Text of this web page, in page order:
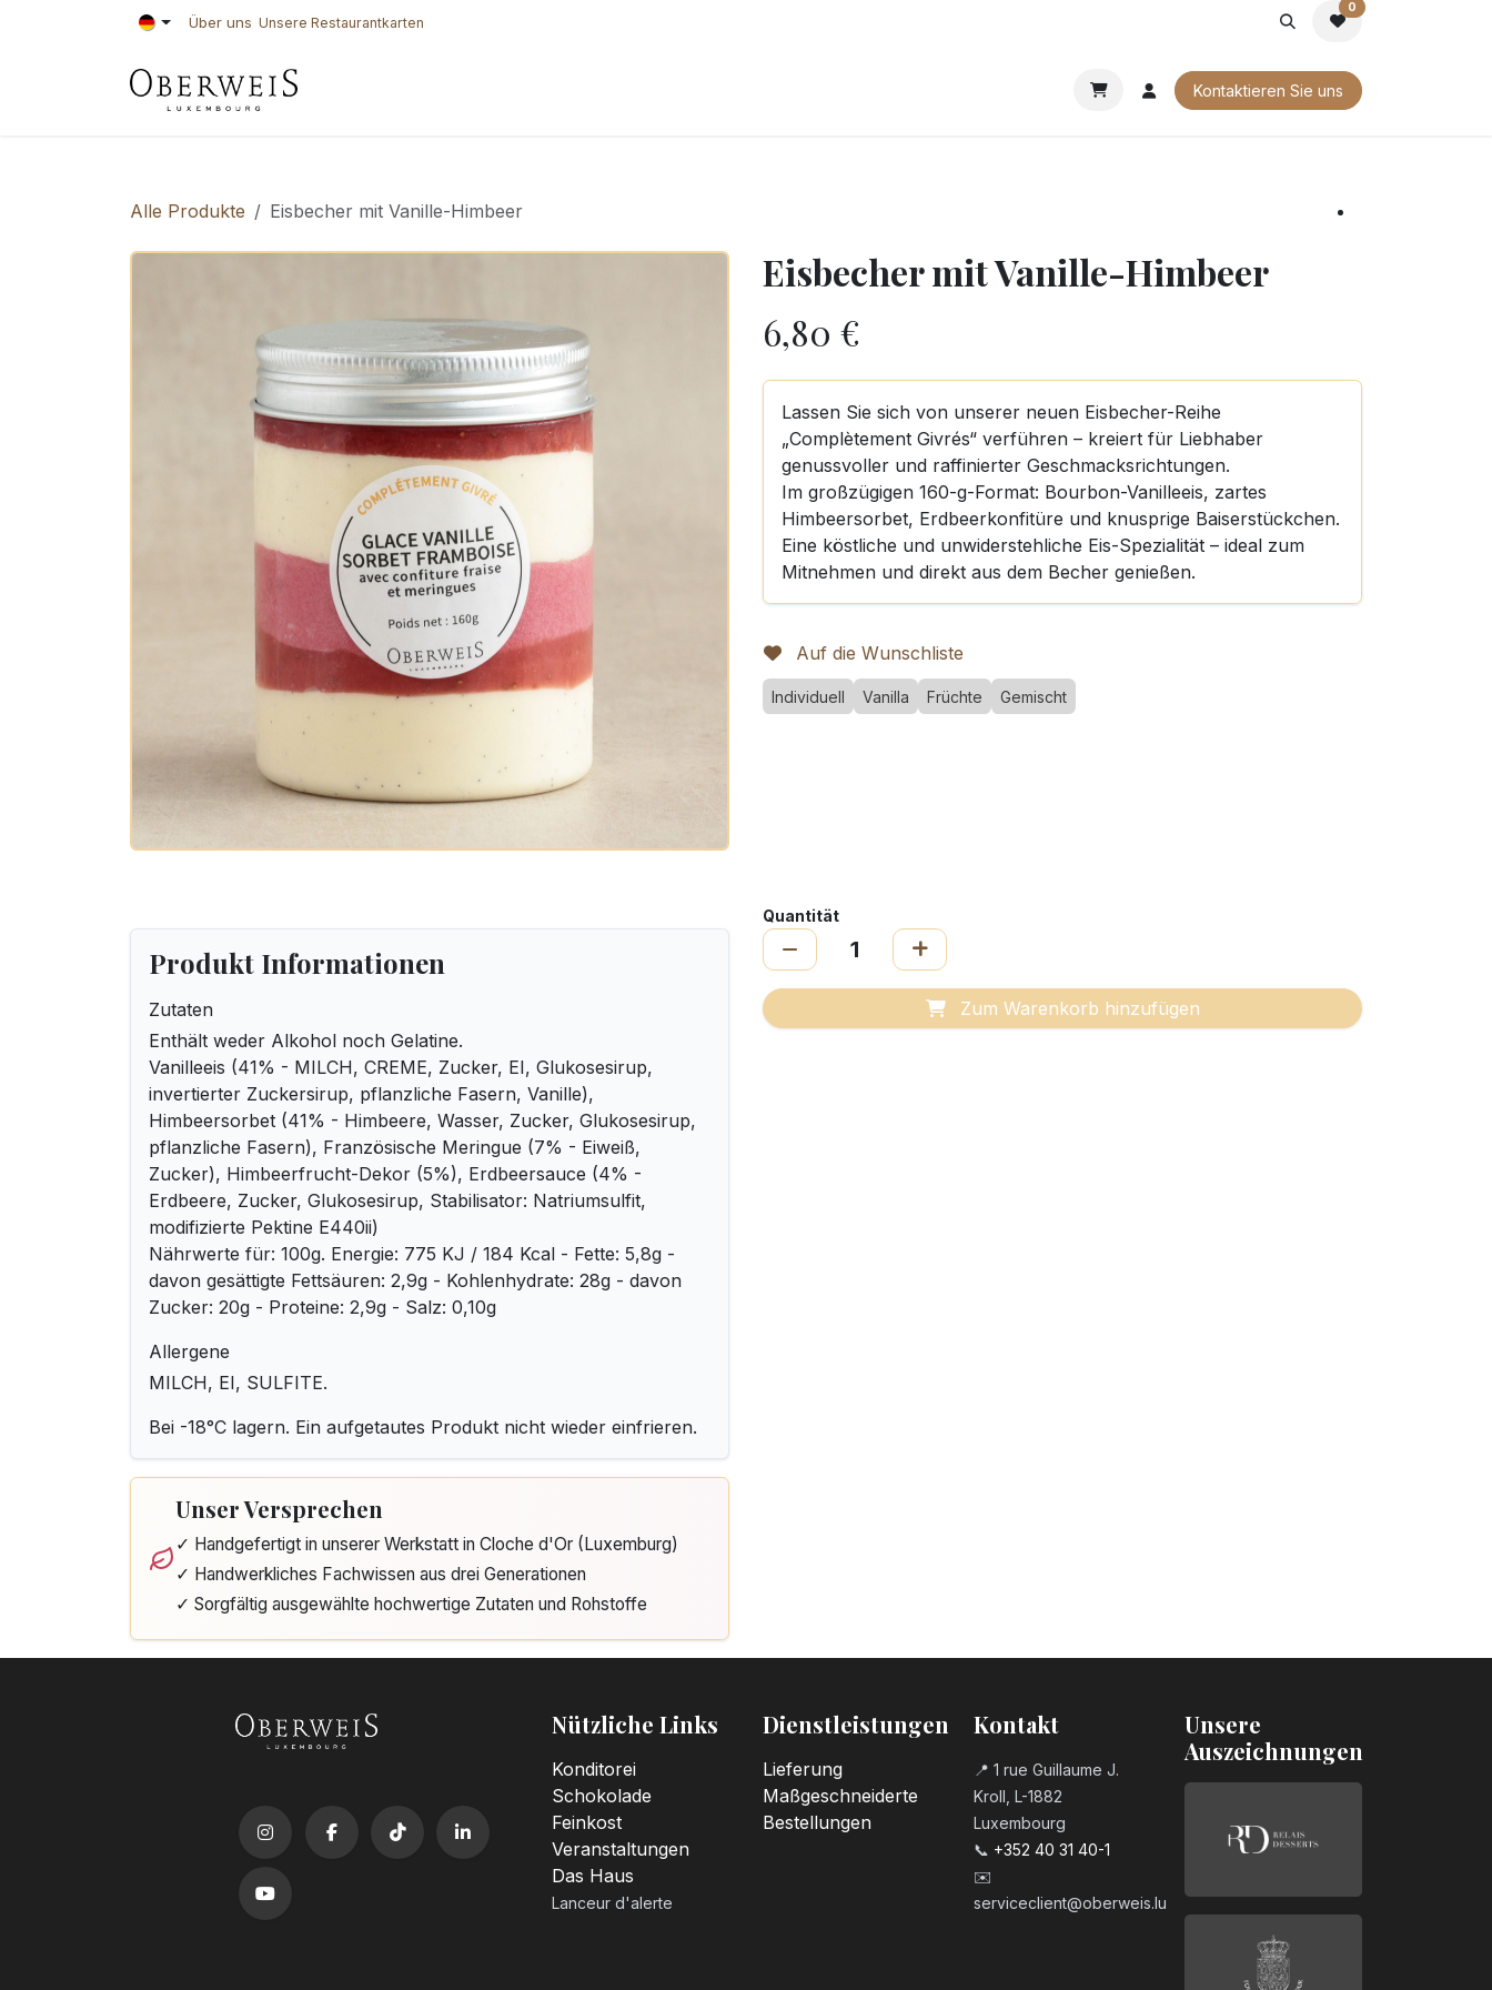
Zum Inhalt springen Über uns Unsere Restaurantkarten
0
FIRMENGESCHENKE UNSERE BROSCHÜREN
Kontaktieren Sie uns
Alle Produkte Eisbecher mit Vanille-Himbeer
Eisbecher mit Vanille-Himbeer
6,80 €
Lassen Sie sich von unserer neuen Eisbecher-Reihe
„Complètement Givrés“ verführen – kreiert für Liebhaber
genussvoller und raffinierter Geschmacksrichtungen.
Im großzügigen 160-g-Format: Bourbon-Vanilleeis, zartes
Himbeersorbet, Erdbeerkonfitüre und knusprige Baiserstückchen.
Eine köstliche und unwiderstehliche Eis-Spezialität – ideal zum
Mitnehmen und direkt aus dem Becher genießen.
Auf die Wunschliste
Individuell Vanilla Früchte Gemischt
Produkt Informationen
Zutaten
Enthält weder Alkohol noch Gelatine.
Vanilleeis (41% - MILCH, CREME, Zucker, EI, Glukosesirup,
invertierter Zuckersirup, pflanzliche Fasern, Vanille),
Himbeersorbet (41% - Himbeere, Wasser, Zucker, Glukosesirup,
pflanzliche Fasern), Französische Meringue (7% - Eiweiß,
Zucker), Himbeerfrucht-Dekor (5%), Erdbeersauce (4% -
Erdbeere, Zucker, Glukosesirup, Stabilisator: Natriumsulfit,
modifizierte Pektine E440ii)
Nährwerte für: 100g. Energie: 775 KJ / 184 Kcal - Fette: 5,8g -
davon gesättigte Fettsäuren: 2,9g - Kohlenhydrate: 28g - davon
Zucker: 20g - Proteine: 2,9g - Salz: 0,10g
Allergene
MILCH, EI, SULFITE.
Bei -18°C lagern. Ein aufgetautes Produkt nicht wieder einfrieren.
Unser Versprechen
✓ Handgefertigt in unserer Werkstatt in Cloche d'Or (Luxemburg)
✓ Handwerkliches Fachwissen aus drei Generationen
✓ Sorgfältig ausgewählte hochwertige Zutaten und Rohstoffe
Quantität
Zum Warenkorb hinzufügen
Nützliche Links
Konditorei
Schokolade
Feinkost
Veranstaltungen
Das Haus
Lanceur d'alerte
Dienstleistungen
Lieferung
Maßgeschneiderte
Bestellungen
Kontakt
📍 1 rue Guillaume J.
Kroll, L-1882
Luxembourg
📞 +352 40 31 40-1
✉️
serviceclient@oberweis.lu
Unsere
Auszeichnungen